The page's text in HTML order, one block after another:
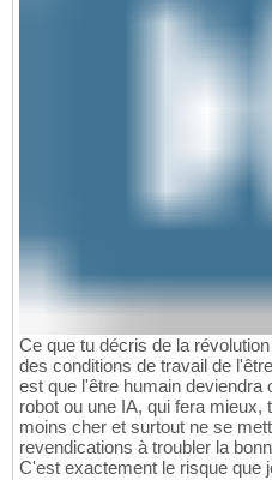
Ce que tu décris de la
des conditions de travail de
est que l'être humain deviendra
robot ou une IA, qui fera
moins cher et surtout ne se
revendications à troubler la
C'est exactement le risque que